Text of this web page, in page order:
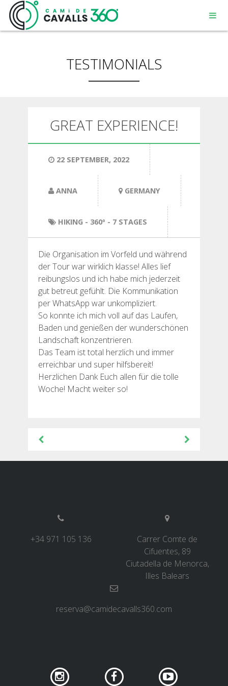
13 STAGES
10 STAGES
8 STAGES
7 STAGES
6 STAGES
5 STAGES
4 STAGES
INLAND ROUTE
8 STAGES
TESTIMONIALS
GREAT EXPERIENCE!
22 SEPTEMBER, 2022
ANNA GERMANY
HIKING - 360º - 7 STAGES
Die Organisation im Vorfeld und während
der Tour war wirklich klasse! Alles lief
reibungslos und ich habe mich jederzeit
gut betreut gefühlt. Die Kommunikation
per WhatsApp war unkompliziert.
So konnte ich mich voll auf das Laufen,
Baden und genießen der wunderschönen
Landschaft konzentrieren.
Das Team ist total herzlich und immer
erreichbar und super hilfsbereit!
Herzlichen Dank Euch allen für die tolle
Woche! Macht weiter so!
Post
navigation
+34 971 105 136
Carrer Comte de
Cifuentes, 89
Ciutadella de Menorca,
Illes Balears
reserva@camidecavalls360.com